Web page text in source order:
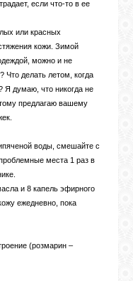
если что-то в ее
или красных
кожи. Зимой
можно и не
Что делать летом, когда
Я думаю, что никогда не
предлагаю вашему
воды, смешайте с
места 1 раз в
и 8 капель эфирного
ежедневно, пока
(розмарин –